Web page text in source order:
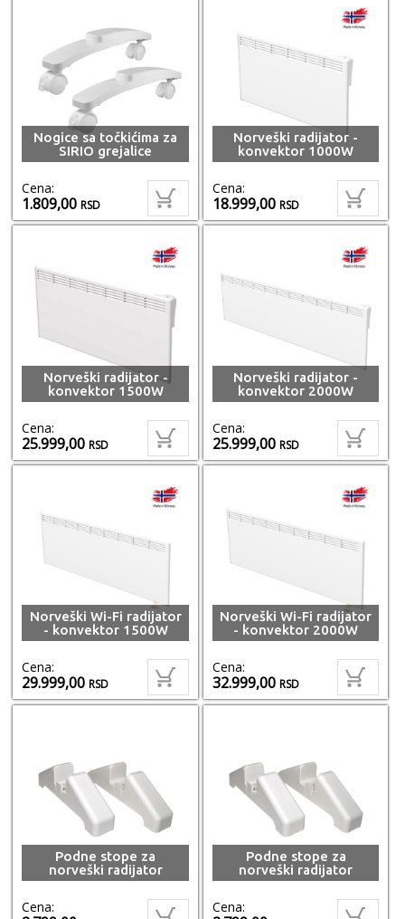
Nogice sa točkićima za
SIRIO grejalice
Cena:
1.809,00RSD
Norveški radijator -
konvektor 1000W
Cena:
18.999,00RSD
Norveški radijator -
konvektor 1500W
Cena:
25.999,00RSD
Norveški radijator -
konvektor 2000W
Cena:
25.999,00RSD
Norveški Wi-Fi radijator
- konvektor 1500W
Cena:
29.999,00RSD
Norveški Wi-Fi radijator
- konvektor 2000W
Cena:
32.999,00RSD
Podne stope za
norveški radijator
Cena:
Podne stope za
norveški radijator
Cena: